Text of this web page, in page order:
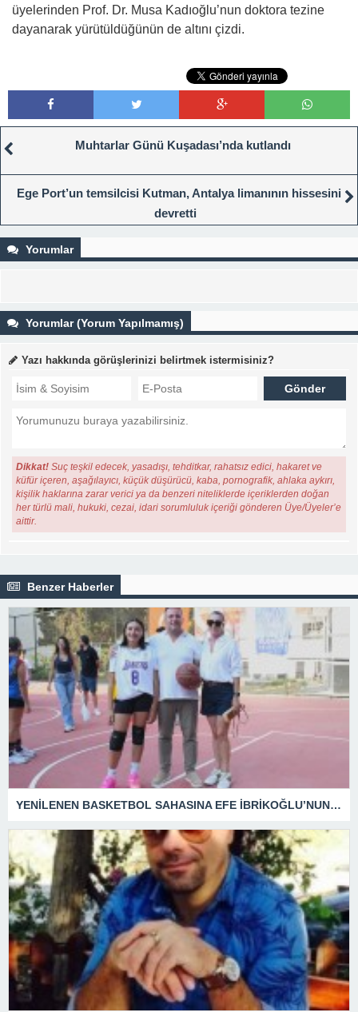
üyelerinden Prof. Dr. Musa Kadıoğlu’nun doktora tezine
dayanarak yürütüldüğünün de altını çizdi.
Muhtarlar Günü Kuşadası’nda kutlandı
Ege Port’un temsilcisi Kutman, Antalya limanının hissesini
devretti
Yorumlar
Yorumlar (Yorum Yapılmamış)
Yazı hakkında görüşlerinizi belirtmek istermisiniz?
Dikkat! Suç teşkil edecek, yasadışı, tehditkar, rahatsız edici, hakaret ve
küfür içeren, aşağılayıcı, küçük düşürücü, kaba, pornografik, ahlaka aykırı,
kişilik haklarına zarar verici ya da benzeri niteliklerde içeriklerden doğan
her türlü mali, hukuki, cezai, idari sorumluluk içeriği gönderen Üye/Üyeler’e
aittir.
Benzer Haberler
YENİLENEN BASKETBOL SAHASINA EFE İBRİKOĞLU’NUN ADI VERİLDİ